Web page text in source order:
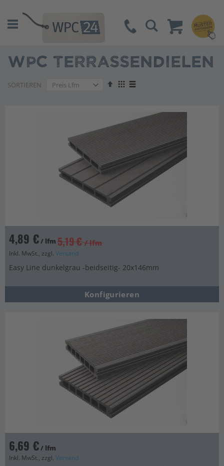
Suche
WPC TERRASSENDIELEN
SORTIEREN
AbsteigendAnzeigen
4,89 €/ lfm 5,19 € / lfm
Inkl. MwSt., zzgl. Versand
Easy Line dunkelgrau -beidseitig- 20x146mm
Konfigurieren
6,69 €/ lfm
Inkl. MwSt., zzgl. Versand